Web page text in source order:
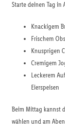
Starte deinen Tag in
Knackigem
Frischem
Knusprigen
Cremigem
Leckerem
Eierspeisen
Beim Mittag kannst
wählen und am